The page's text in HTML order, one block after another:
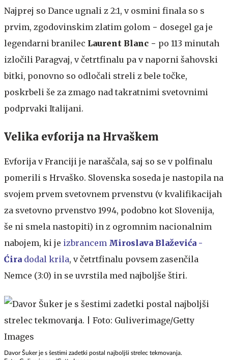
Najprej so Dance ugnali z 2:1, v osmini finala so s
prvim, zgodovinskim zlatim golom − dosegel ga je
legendarni branilec Laurent Blanc − po 113 minutah
izločili Paragvaj, v četrtfinalu pa v naporni šahovski
bitki, ponovno so odločali streli z bele točke,
poskrbeli še za zmago nad takratnimi svetovnimi
podprvaki Italijani.
Velika evforija na Hrvaškem
Evforija v Franciji je naraščala, saj so se v polfinalu
pomerili s Hrvaško. Slovenska soseda je nastopila na
svojem prvem svetovnem prvenstvu (v kvalifikacijah
za svetovno prvenstvo 1994, podobno kot Slovenija,
še ni smela nastopiti) in z ogromnim nacionalnim
nabojem, ki je izbrancem Miroslava Blaževića -
Ćira dodal krila, v četrtfinalu povsem zasenčila
Nemce (3:0) in se uvrstila med najboljše štiri.
Davor Šuker je s šestimi zadetki postal najboljši strelec tekmovanja.